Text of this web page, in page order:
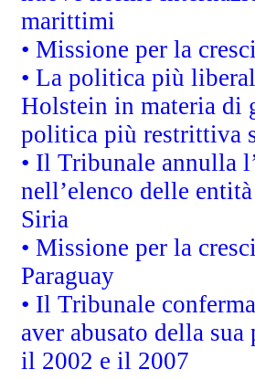
marittimi
• Missione per la
• La politica più
Holstein in materia di
politica più restrittiva
• Il Tribunale annulla
nell’elenco delle
Siria
• Missione per la
Paraguay
• Il Tribunale
aver abusato della
il 2002 e il 2007